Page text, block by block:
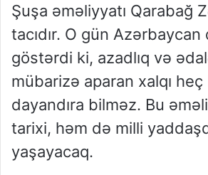
Şuşa əməliyyatı Qarabağ
tacıdır. O gün Azərbaycan
göstərdi ki, azadlıq və
mübarizə aparan xalqı
dayandıra bilməz. Bu
tarixi, həm də milli
yaşayacaq.